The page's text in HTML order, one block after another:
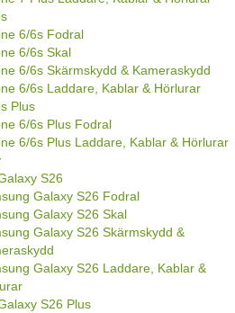
6/6s Fodral
6/6s Skal
6/6s Skärmskydd & Kameraskydd
6/6s Laddare, Kablar & Hörlurar
Plus
6/6s Plus Fodral
6/6s Plus Laddare, Kablar & Hörlurar
S26
Galaxy S26 Fodral
Galaxy S26 Skal
Galaxy S26 Skärmskydd &
Galaxy S26 Laddare, Kablar &
S26 Plus